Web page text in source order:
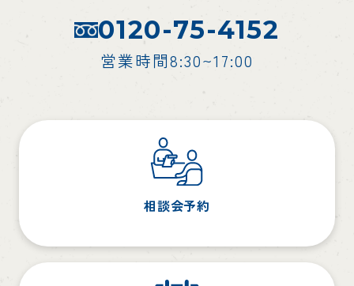
0120-75-4152
営業時間8:30~17:00
相談会予約